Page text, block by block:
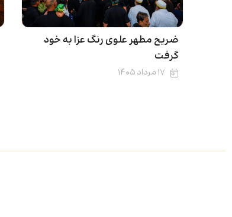
ضریح مطهر علوی رنگ عزا به خود
گرفت
۱۷ مرداد ۱۴۰۵